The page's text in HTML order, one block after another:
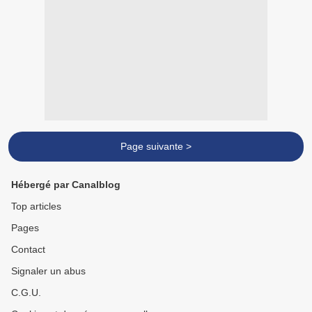
Page suivante >
Hébergé par Canalblog
Top articles
Pages
Contact
Signaler un abus
C.G.U.